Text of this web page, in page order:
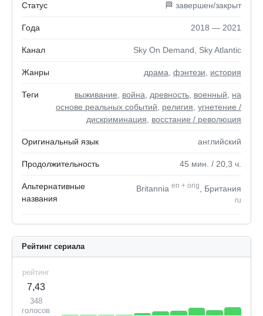
Статус 🏁 завершен/закрыт
Года 2018 — 2021
Канал Sky On Demand, Sky Atlantic
Жанры драма фэнтези история
Теги выживание война древность военный
на
основе реальных событий
религия угнетение /
дискриминация
восстание / революция
Оригинальный язык английский
Продолжительность 45 мин. / 20,3 ч.
Альтернативные
названия
Britannia en + orig , Британия
ru
Рейтинг сериала
рейтинг
7,43
348
голосов